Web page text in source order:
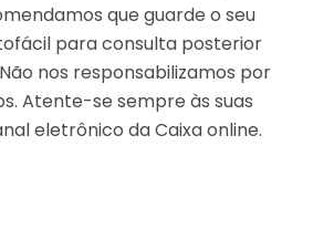
que guarde o seu
para consulta posterior
nos responsabilizamos por
Atente-se sempre às suas
eletrônico da Caixa online.